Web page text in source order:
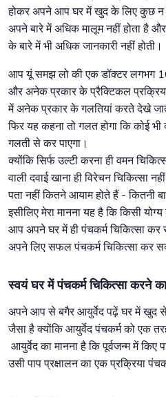
होकर अपने आप घर में खुद के लिए कुछ
अपने बारे में अधिक मालूम नहीं होता है
के बारे में भी अधिक जानकारी नहीं होती।
आप यूं समझ लो की एक डॉक्टर लगभग
और अनेक प्रकार के प्रैक्टिकल
में अनेक प्रकार के गलतियां करते देखे
फिर यह कहना तो गलत होगा कि कोई भी
गलती से कर पाएगा।
क्योंकि सिर्फ उल्टी करना ही वमन
वाली दवाई खाना ही विरेचन चिकित्सा
पता नहीं कितने आयाम होते हैं - कितनी
इसीलिए मेरा मानना यह है कि किसी योग्य
आप अपने घर में ही पंचकर्म चिकित्सा
अपने लिए सफल पंचकर्म चिकित्सा कर
स्वयं घर में पंचकर्म चिकित्सा करने
अपने आप से बगैर आयुर्वेद पढ़ें घर में खुद से
जैसा है क्योंकि आयुर्वेद पंचकर्म को एक
आयुर्वेद का मानना है कि पूर्वजन्म में किए
उसी पाप प्रक्षालन का एक प्रक्रिया